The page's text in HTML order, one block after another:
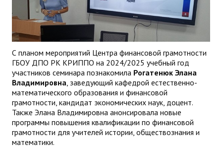
С планом мероприятий Центра финансовой грамотности
ГБОУ ДПО РК КРИППО на 2024/2025 учебный год
участников семинара познакомила Рогатенюк Элана
Владимировна, заведующий кафедрой естественно-
математического образования и финансовой
грамотности, кандидат экономических наук, доцент.
Также Элана Владимировна анонсировала новые
программы повышения квалификации по финансовой
грамотности для учителей истории, обществознания и
математики.